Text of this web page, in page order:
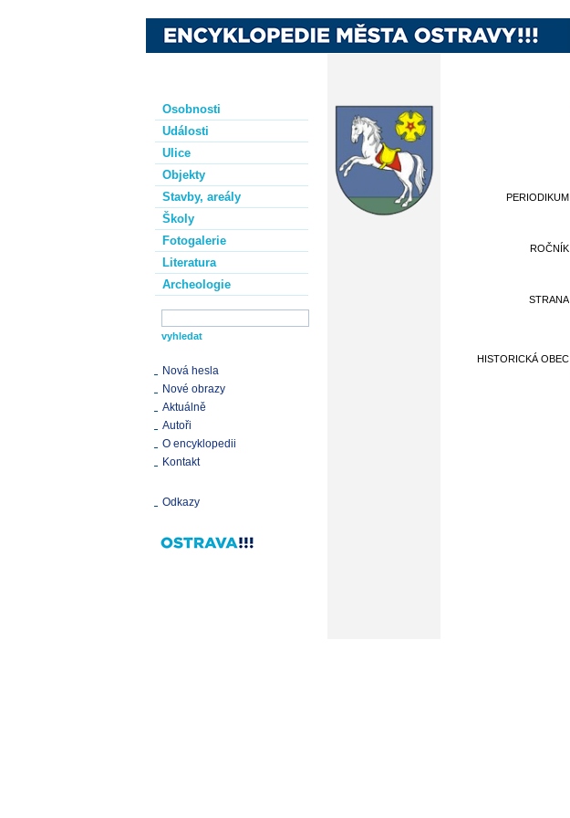
Osobnosti
Události
Ulice
Objekty
Stavby, areály
Školy
Fotogalerie
Literatura
Archeologie
Nová hesla
Nové obrazy
Aktuálně
Autoři
O encyklopedii
Kontakt
Odkazy
PERIODIKUM
ROČNÍK
STRANA
HISTORICKÁ OBEC